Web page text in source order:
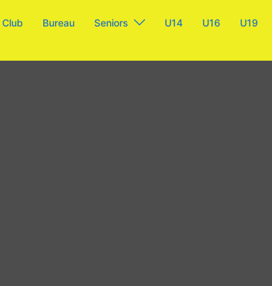
Club Bureau Seniors U14 U16 U19